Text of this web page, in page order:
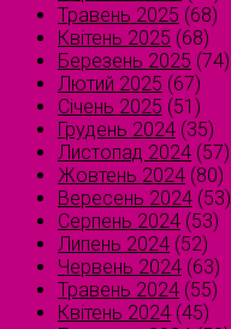
Травень 2025 (68)
Квітень 2025 (68)
Березень 2025 (74)
Лютий 2025 (67)
Січень 2025 (51)
Грудень 2024 (35)
Листопад 2024 (57)
Жовтень 2024 (80)
Вересень 2024 (53)
Серпень 2024 (53)
Липень 2024 (52)
Червень 2024 (63)
Травень 2024 (55)
Квітень 2024 (45)